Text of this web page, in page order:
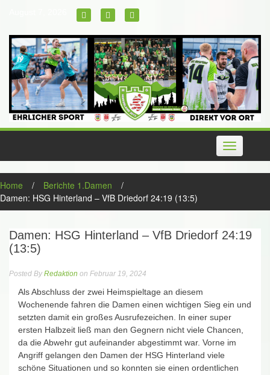
Toggle
navigation
Home / Berichte 1.Damen
/
Damen: HSG Hinterland – VfB Driedorf 24:19 (13:5)
Damen: HSG Hinterland – VfB Driedorf 24:19
(13:5)
Posted ByRedaktion on Februar 19, 2024
Als Abschluss der zwei Heimspieltage an diesem
Wochenende fahren die Damen einen wichtigen Sieg ein und
setzten damit ein großes Ausrufezeichen. In einer super
ersten Halbzeit ließ man den Gegnern nicht viele Chancen,
da die Abwehr gut aufeinander abgestimmt war. Vorne im
Angriff gelangen den Damen der HSG Hinterland viele
schöne Situationen und so konnten sie einen ordentlichen